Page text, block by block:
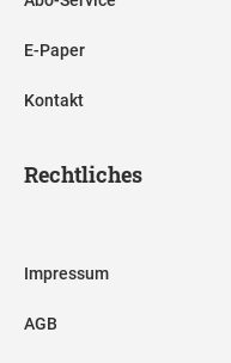
E-Paper
Kontakt
Rechtliches
Impressum
AGB